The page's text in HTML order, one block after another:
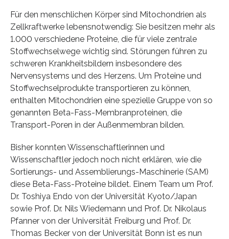
Für den menschlichen Körper sind Mitochondrien als
Zellkraftwerke lebensnotwendig: Sie besitzen mehr als
1.000 verschiedene Proteine, die für viele zentrale
Stoffwechselwege wichtig sind. Störungen führen zu
schweren Krankheitsbildern insbesondere des
Nervensystems und des Herzens. Um Proteine und
Stoffwechselprodukte transportieren zu können,
enthalten Mitochondrien eine spezielle Gruppe von so
genannten Beta-Fass-Membranproteinen, die
Transport-Poren in der Außenmembran bilden.
Bisher konnten Wissenschaftlerinnen und
Wissenschaftler jedoch noch nicht erklären, wie die
Sortierungs- und Assemblierungs-Maschinerie (SAM)
diese Beta-Fass-Proteine bildet. Einem Team um Prof.
Dr. Toshiya Endo von der Universität Kyoto/Japan
sowie Prof. Dr. Nils Wiedemann und Prof. Dr. Nikolaus
Pfanner von der Universität Freiburg und Prof. Dr.
Thomas Becker von der Universität Bonn ist es nun